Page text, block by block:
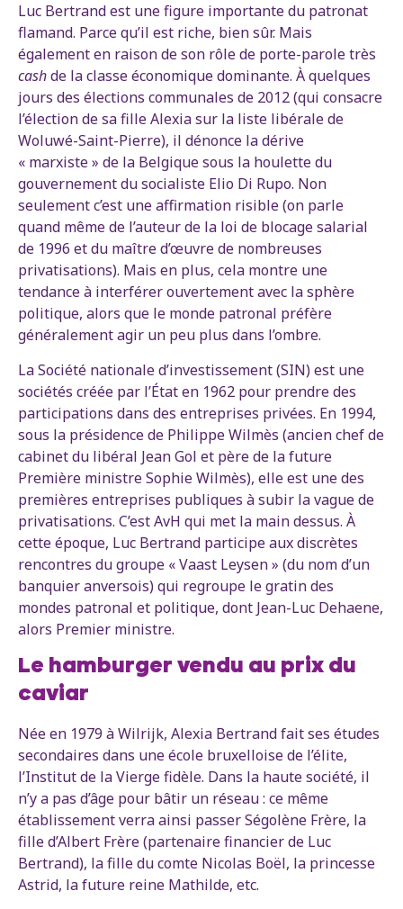
Luc Bertrand est une figure importante du patronat
flamand. Parce qu’il est riche, bien sûr. Mais
également en raison de son rôle de porte-parole très
cashde la classe économique dominante. À quelques
jours des élections communales de 2012 (qui consacre
l’élection de sa fille Alexia sur la liste libérale de
Woluwé-Saint-Pierre), il dénonce la dérive
« marxiste » de la Belgique sous la houlette du
gouvernement du socialiste Elio Di Rupo. Non
seulement c’est une affirmation risible (on parle
quand même de l’auteur de la loi de blocage salarial
de 1996 et du maître d’œuvre de nombreuses
privatisations). Mais en plus, cela montre une
tendance à interférer ouvertement avec la sphère
politique, alors que le monde patronal préfère
généralement agir un peu plus dans l’ombre.
La Société nationale d’investissement (SIN) est une
sociétés créée par l’État en 1962 pour prendre des
participations dans des entreprises privées. En 1994,
sous la présidence de Philippe Wilmès (ancien chef de
cabinet du libéral Jean Gol et père de la future
Première ministre Sophie Wilmès), elle est une des
premières entreprises publiques à subir la vague de
privatisations. C’est AvH qui met la main dessus. À
cette époque, Luc Bertrand participe aux discrètes
rencontres du groupe « Vaast Leysen » (du nom d’un
banquier anversois) qui regroupe le gratin des
mondes patronal et politique, dont Jean-Luc Dehaene,
alors Premier ministre.
Le hamburger vendu au prix du
caviar
Née en 1979 à Wilrijk, Alexia Bertrand fait ses études
secondaires dans une école bruxelloise de l’élite,
l’Institut de la Vierge fidèle. Dans la haute société, il
n’y a pas d’âge pour bâtir un réseau : ce même
établissement verra ainsi passer Ségolène Frère, la
fille d’Albert Frère (partenaire financier de Luc
Bertrand), la fille du comte Nicolas Boël, la princesse
Astrid, la future reine Mathilde, etc.